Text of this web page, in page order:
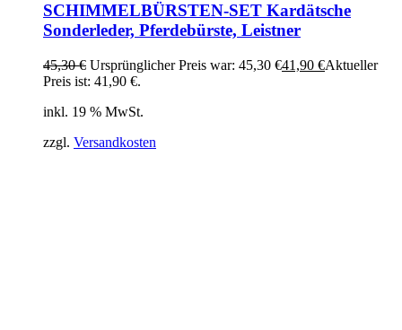
SCHIMMELBÜRSTEN-SET Kardätsche
Sonderleder, Pferdebürste, Leistner
45,30€ Ursprünglicher Preis war: 45,30 €41,90 €Aktueller
Preis ist: 41,90 €.
inkl. 19 % MwSt.
zzgl. Versandkosten